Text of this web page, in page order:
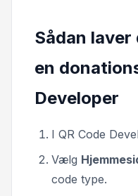
Sådan laver
en
Developer
I QR Code
Vælg
code type.